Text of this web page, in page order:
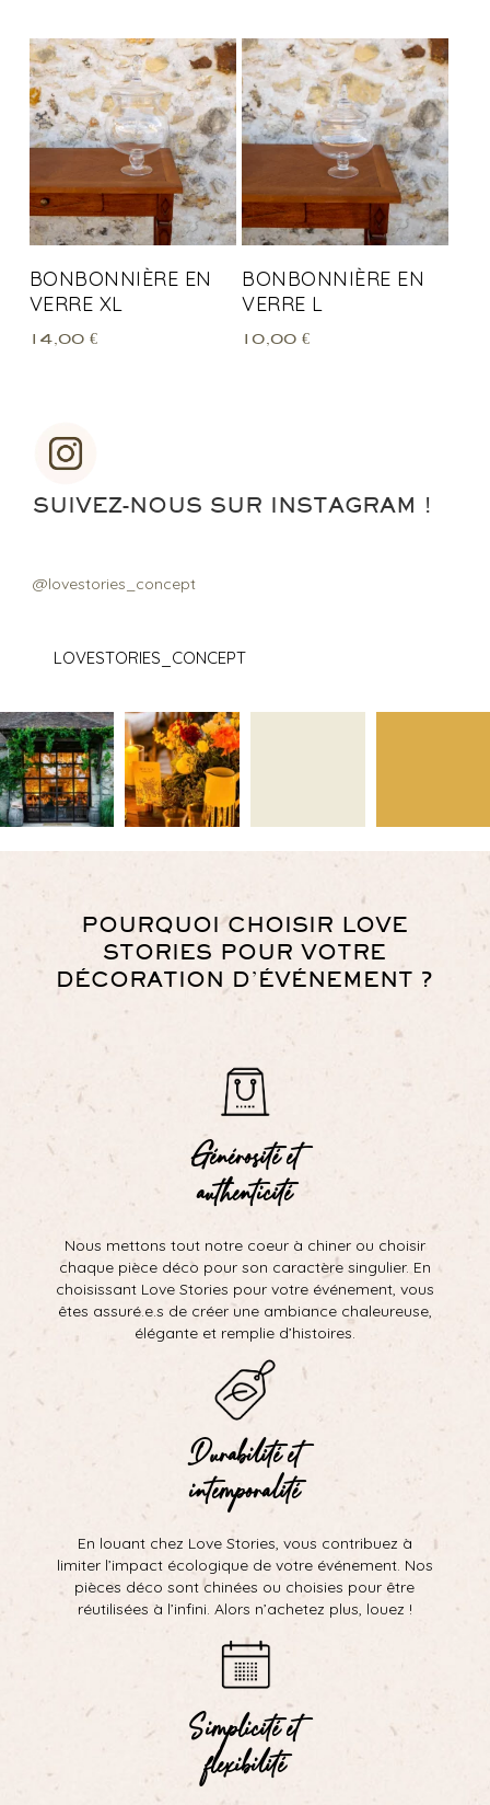
BONBONNIÈRE EN
VERRE XL
14,00 €
BONBONNIÈRE EN
VERRE L
10,00€
SUIVEZ-NOUS SUR INSTAGRAM !
@lovestories_concept
LOVESTORIES_CONCEPT
POURQUOI CHOISIR LOVE
STORIES POUR VOTRE
DÉCORATION D’ÉVÉNEMENT ?
Générosité et
authenticité
Nous mettons tout notre coeur à chiner ou choisir
chaque pièce déco pour son caractère singulier. En
choisissant Love Stories pour votre événement, vous
êtes assuré.e.s de créer une ambiance chaleureuse,
élégante et remplie d’histoires.
Durabilité et
intemporalité
En louant chez Love Stories, vous contribuez à
limiter l’impact écologique de votre événement. Nos
pièces déco sont chinées ou choisies pour être
réutilisées à l’infini. Alors n’achetez plus, louez !
Simplicité et
flexibilité